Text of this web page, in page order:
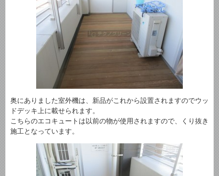
奥にありました室外機は、新品がこれから設置されますのでウッ
ドデッキ上に載せられます。
こちらのエコキュートは以前の物が使用されますので、くり抜き
施工となっています。